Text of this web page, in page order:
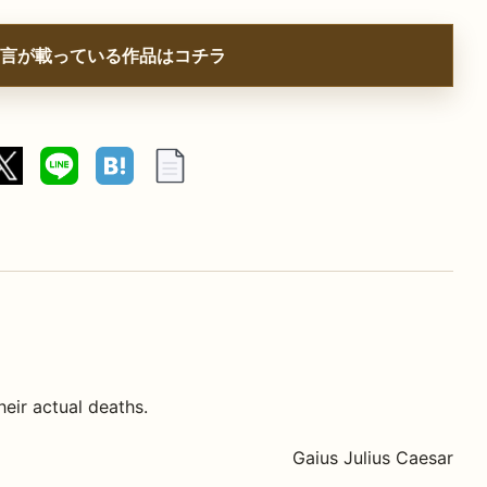
が載っている作品はコチラ
actual deaths.
Gaius Julius Caesar